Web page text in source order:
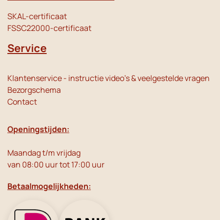
SKAL-certificaat
FSSC22000-certificaat
Service
Klantenservice - instructie video's & veelgestelde vragen
Bezorgschema
Contact
Openingstijden:
Maandag t/m vrijdag
van 08:00 uur tot 17:00 uur
Betaalmogelijkheden: